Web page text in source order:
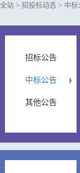
全站 > 招投标动态 > 中标
招标公告
中标公告
其他公告